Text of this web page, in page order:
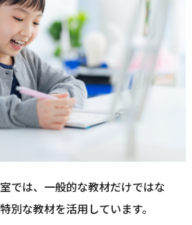
では、一般的な教材だけではな
別な教材を活用しています。